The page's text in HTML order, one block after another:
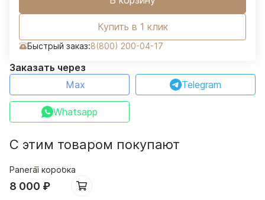
Купить в 1 клик
Быстрый заказ:8(800) 200-04-17
Заказать через
Max
Telegram
Whatsapp
С этим товаром покупают
Panerai коробка
8 000 ₽